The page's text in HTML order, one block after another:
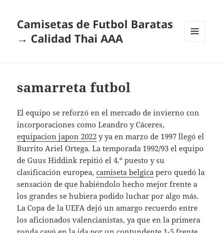
Camisetas de Futbol Baratas
→ Calidad Thai AAA
samarreta futbol
El equipo se reforzó en el mercado de invierno con
incorporaciones como Leandro y Cáceres,
equipacion japon 2022 y ya en marzo de 1997 llegó el
Burrito Ariel Ortega. La temporada 1992/93 el equipo
de Guus Hiddink repitió el 4.º puesto y su
clasificación europea,camiseta belgica pero quedó la
sensación de que habiéndolo hecho mejor frente a
los grandes se hubiera podido luchar por algo más.
La Copa de la UEFA dejó un amargo recuerdo entre
los aficionados valencianistas, ya que en la primera